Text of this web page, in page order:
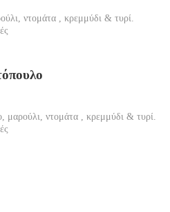
ντομάτα , κρεμμύδι & τυρί.
μαρούλι, ντομάτα , κρεμμύδι & τυρί.